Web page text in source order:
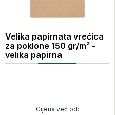
Velika papirnata vrećica
za poklone 150 gr/m² -
velika papirna
Cijena već od: